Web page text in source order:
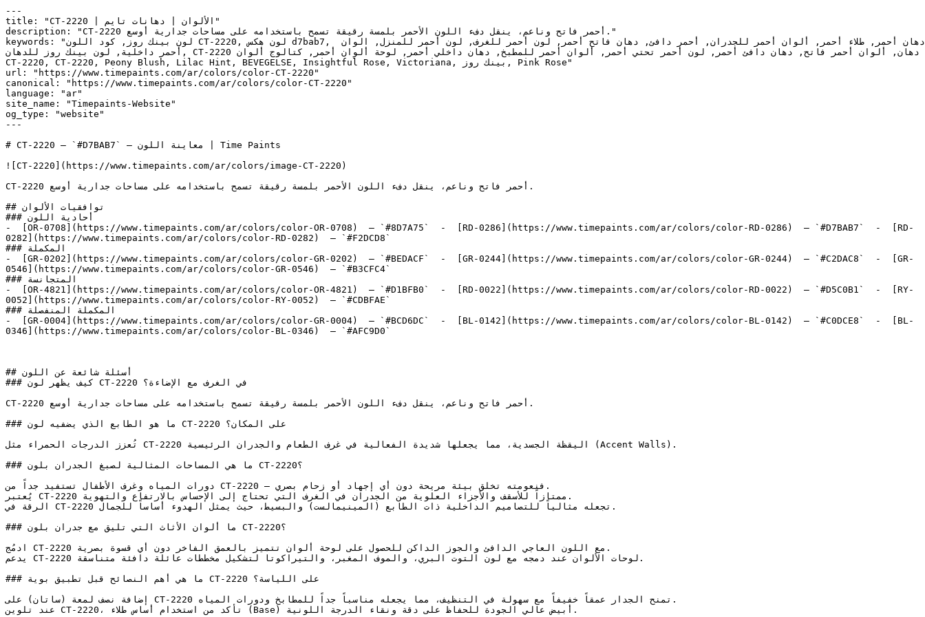
---
title: "CT-2220 | الألوان | دهانات تايم"
description: "CT-2220 أحمر فاتح وناعم، ينقل دفء اللون الأحمر بلمسة رقيقة تسمح باستخدامه على مساحات جدارية أوسع."
keywords: "لون بينك روز, كود اللون CT-2220, لون هكس d7bab7, دهان أحمر, طلاء أحمر, ألوان أحمر للجدران, أحمر دافئ, دهان فاتح أحمر, لون أحمر للغرف, لون أحمر للمنزل, الوان
أحمر داخلية, لون بينك روز للدهان, CT-2220 دهان, ألوان أحمر فاتح, دهان دافئ أحمر, لون أحمر تحتي أحمر, ألوان أحمر للمطبخ, دهان داخلي أحمر, لوحة ألوان أحمر, كتالوج ألوان
CT-2220, CT-2220, Peony Blush, Lilac Hint, BEVEGELSE, Insightful Rose, Victoriana, بينك روز, Pink Rose"
url: "https://www.timepaints.com/ar/colors/color-CT-2220"
canonical: "https://www.timepaints.com/ar/colors/color-CT-2220"
language: "ar"
site_name: "Timepaints-Website"
og_type: "website"
---
# CT-2220 — `#D7BAB7` — معاينة اللون | Time Paints
![CT-2220](https://www.timepaints.com/ar/colors/image-CT-2220)
CT-2220 أحمر فاتح وناعم، ينقل دفء اللون الأحمر بلمسة رقيقة تسمح باستخدامه على مساحات جدارية أوسع.
## توافقيات الألوان
### أحادية اللون
-  [OR-0708](https://www.timepaints.com/ar/colors/color-OR-0708)  — `#8D7A75`  -  [RD-0286](https://www.timepaints.com/ar/colors/color-RD-0286)  — `#D7BAB7`  -  [RD-
0282](https://www.timepaints.com/ar/colors/color-RD-0282)  — `#F2DCD8`
### المكملة
-  [GR-0202](https://www.timepaints.com/ar/colors/color-GR-0202)  — `#BEDACF`  -  [GR-0244](https://www.timepaints.com/ar/colors/color-GR-0244)  — `#C2DAC8`  -  [GR-
0546](https://www.timepaints.com/ar/colors/color-GR-0546)  — `#B3CFC4`
### المتجانسة
-  [OR-4821](https://www.timepaints.com/ar/colors/color-OR-4821)  — `#D1BFB0`  -  [RD-0022](https://www.timepaints.com/ar/colors/color-RD-0022)  — `#D5C0B1`  -  [RY-
0052](https://www.timepaints.com/ar/colors/color-RY-0052)  — `#CDBFAE`
### المكملة المنفصلة
-  [GR-0004](https://www.timepaints.com/ar/colors/color-GR-0004)  — `#BCD6DC`  -  [BL-0142](https://www.timepaints.com/ar/colors/color-BL-0142)  — `#C0DCE8`  -  [BL-
0346](https://www.timepaints.com/ar/colors/color-BL-0346)  — `#AFC9D0`
## أسئلة شائعة عن اللون
### كيف يظهر لون CT-2220 في الغرف مع الإضاءة؟
CT-2220 أحمر فاتح وناعم، ينقل دفء اللون الأحمر بلمسة رقيقة تسمح باستخدامه على مساحات جدارية أوسع.
### ما هو الطابع الذي يضفيه لون CT-2220 على المكان؟
تُعزز الدرجات الحمراء مثل CT-2220 اليقظة الجسدية، مما يجعلها شديدة الفعالية في غرف الطعام والجدران الرئيسية (Accent Walls).
### ما هي المساحات المثالية لصبغ الجدران بلون CT-2220؟
دورات المياه وغرف الأطفال تستفيد جداً من CT-2220 — فنعومته تخلق بيئة مريحة دون أي إجهاد أو زحام بصري.
يُعتبر CT-2220 ممتازاً للأسقف والأجزاء العلوية من الجدران في الغرف التي تحتاج إلى الإحساس بالارتفاع والتهوية.
الرقة في CT-2220 تجعله مثالياً للتصاميم الداخلية ذات الطابع (المينيمالست) والبسيط، حيث يمثل الهدوء أساساً للجمال.
### ما ألوان الأثاث التي تليق مع جدران بلون CT-2220؟
ادمُج CT-2220 مع اللون العاجي الدافئ والجوز الداكن للحصول على لوحة ألوان تتميز بالعمق الفاخر دون أي قسوة بصرية.
يدعم CT-2220 لوحات الألوان عند دمجه مع لون التوت البري، والموف المغبر، والتيراكوتا لتشكيل مخططات عائلة دافئة متناسقة.
### ما هي أهم النصائح قبل تطبيق بوية CT-2220 على اللياسة؟
إضافة نصف لمعة (ساتان) على CT-2220 تمنح الجدار عمقاً خفيفاً مع سهولة في التنظيف، مما يجعله مناسباً جداً للمطابخ ودورات المياه.
عند تلوين CT-2220، تأكد من استخدام أساس طلاء (Base) أبيض عالي الجودة للحفاظ على دقة ونقاء الدرجة اللونية.